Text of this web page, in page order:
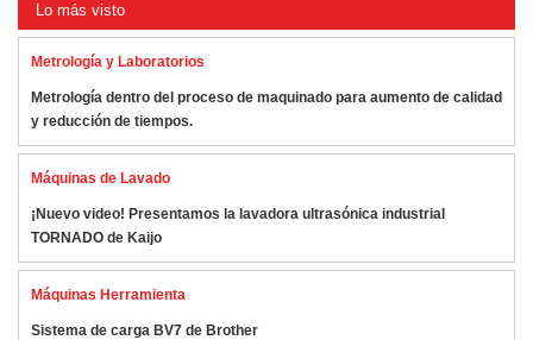
Lo más visto
Metrología y Laboratorios
Metrología dentro del proceso de maquinado para aumento de calidad
y reducción de tiempos.
Máquinas de Lavado
¡Nuevo video! Presentamos la lavadora ultrasónica industrial
TORNADO de Kaijo
Máquinas Herramienta
Sistema de carga BV7 de Brother